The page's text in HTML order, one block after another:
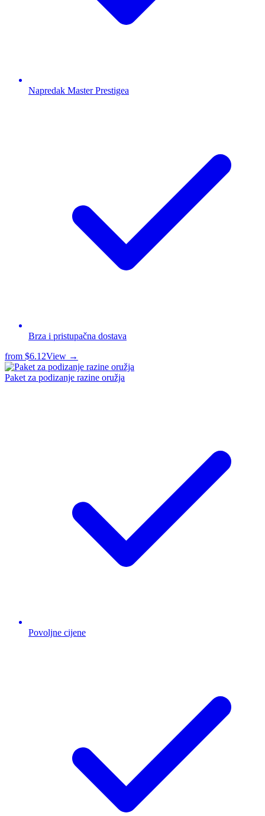
Napredak Master Prestigea
Brza i pristupačna dostava
from $6.12View →
Paket za podizanje razine oružja
Povoljne cijene